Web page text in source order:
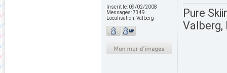
Inscrit le: 09/02/2008
Messages:7349
Localisation:Valberg
Pure
Valberg,